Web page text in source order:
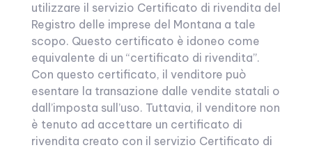
utilizzare il servizio Certificato di rivendita del
Registro delle imprese del Montana a tale
scopo. Questo certificato è idoneo come
equivalente di un “certificato di rivendita”.
Con questo certificato, il venditore può
esentare la transazione dalle vendite statali o
dall’imposta sull’uso. Tuttavia, il venditore non
è tenuto ad accettare un certificato di
rivendita creato con il servizio Certificato di